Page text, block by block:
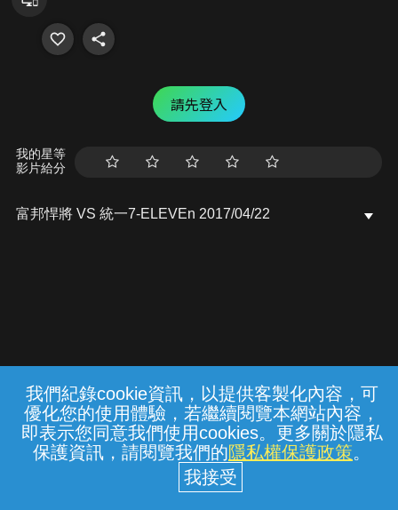
我們紀錄cookie資訊，以提供客製化內容，可
優化您的使用體驗，若繼續閱覽本網站內容，
即表示您同意我們使用cookies。更多關於隱私
保護資訊，請閱覽我們的隱私權保護政策。
請先登入
我的星等
影片給分
富邦悍將 VS 統一7-ELEVEn 2017/04/22
常見問題 線上客服 服務條款 隱私權保護
中華電信股份有限公司個人家庭分公司
(統一編號：96979949) © 2026
{{notifyMsg}}